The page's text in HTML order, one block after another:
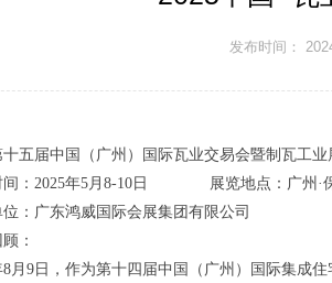
发布时间：
十五届中国（广州）国际瓦业交易会暨制瓦工业
间：2025年5月8-10日 展览地点：广州·
位：广东鸿威国际会展集团有限公司
：
8月9日，作为第十四届中国（广州）国际集成